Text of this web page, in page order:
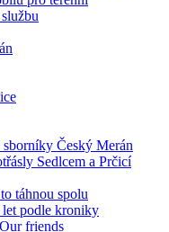
Český Merán
Sedlcem a Prčicí
táhnou spolu
let podle kroniky
friends